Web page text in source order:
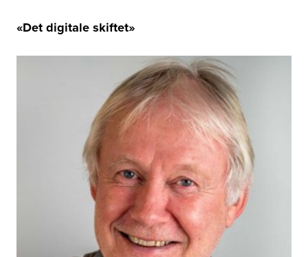
«Det digitale skiftet»